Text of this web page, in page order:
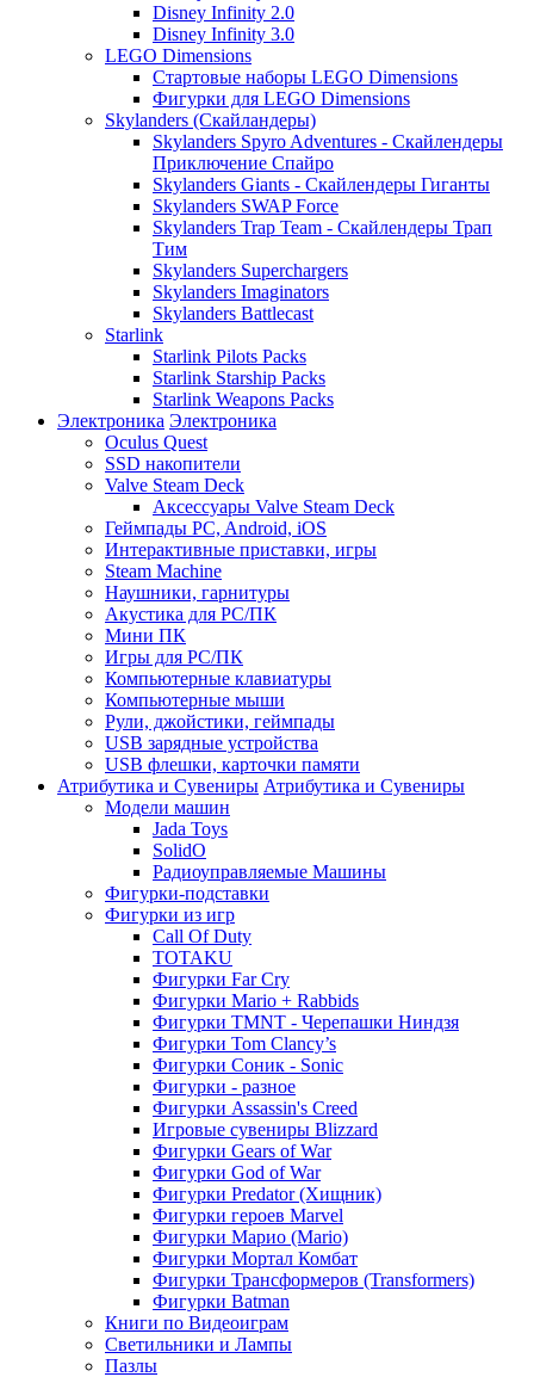
Disney Infinity 2.0
Disney Infinity 3.0
LEGO Dimensions
Стартовые наборы LEGO Dimensions
Фигурки для LEGO Dimensions
Skylanders (Скайландеры)
Skylanders Spyro Adventures - Скайлендеры
Приключение Спайро
Skylanders Giants - Скайлендеры Гиганты
Skylanders SWAP Force
Skylanders Trap Team - Скайлендеры Трап
Тим
Skylanders Superchargers
Skylanders Imaginators
Skylanders Battlecast
Starlink
Starlink Pilots Packs
Starlink Starship Packs
Starlink Weapons Packs
Электроника Электроника
Oculus Quest
SSD накопители
Valve Steam Deck
Аксессуары Valve Steam Deck
Геймпады PC, Android, iOS
Интерактивные приставки, игры
Steam Machine
Наушники, гарнитуры
Акустика для PC/ПК
Мини ПК
Игры для PC/ПК
Компьютерные клавиатуры
Компьютерные мыши
Рули, джойстики, геймпады
USB зарядные устройства
USB флешки, карточки памяти
Атрибутика и Сувениры Атрибутика и Сувениры
Модели машин
Jada Toys
SolidO
Радиоуправляемые Машины
Фигурки-подставки
Фигурки из игр
Call Of Duty
TOTAKU
Фигурки Far Cry
Фигурки Mario + Rabbids
Фигурки TMNT - Черепашки Ниндзя
Фигурки Tom Clancy’s
Фигурки Соник - Sonic
Фигурки - разное
Фигурки Assassin's Creed
Игровые сувениры Blizzard
Фигурки Gears of War
Фигурки God of War
Фигурки Predator (Хищник)
Фигурки героев Marvel
Фигурки Марио (Mario)
Фигурки Мортал Комбат
Фигурки Трансформеров (Transformers)
Фигурки Batman
Книги по Видеоиграм
Светильники и Лампы
Пазлы